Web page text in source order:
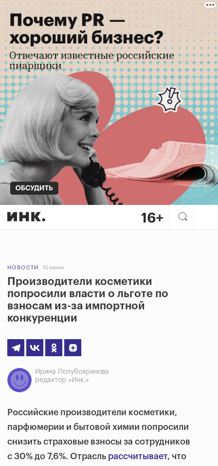
НОВОСТИ 10 июня
Производители косметики
попросили власти о льготе по
взносам из-за импортной
конкуренции
Ирина Полубояринова
редактор «Инк.»
Российские производители косметики,
парфюмерии и бытовой химии попросили
снизить страховые взносы за сотрудников
с 30% до 7,6%. Отрасль рассчитывает, что